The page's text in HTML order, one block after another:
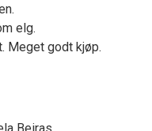
elg.
Meget godt kjøp.